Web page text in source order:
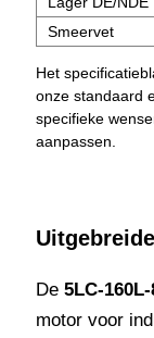
Smeervet
Het
onze standaard
specifieke
aanpassen.
De 5LC-
motor voor